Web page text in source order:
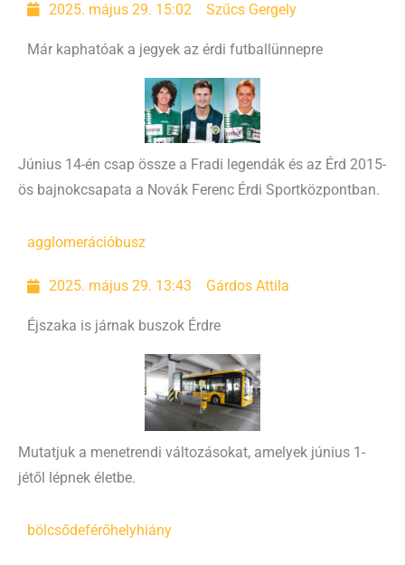
2025. május 29. 15:02 Szűcs Gergely
Már kaphatóak a jegyek az érdi futballünnepre
Június 14-én csap össze a Fradi legendák és az Érd 2015-
ös bajnokcsapata a Novák Ferenc Érdi Sportközpontban.
agglomerációbusz
2025. május 29. 13:43 Gárdos Attila
Éjszaka is járnak buszok Érdre
Mutatjuk a menetrendi változásokat, amelyek június 1-
jétől lépnek életbe.
bölcsődeférőhelyhiány